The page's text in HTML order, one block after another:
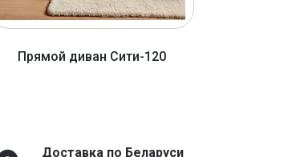
Прямой диван Сити-120
Доставка по Беларуси